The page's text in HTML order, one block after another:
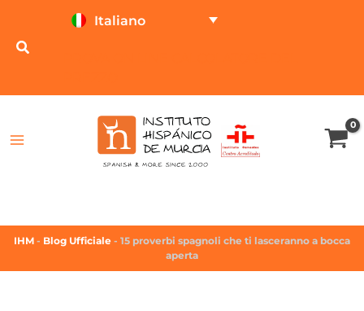
Italiano
IHM - Blog Ufficiale - 15 proverbi spagnoli che ti lasceranno a bocca
aperta